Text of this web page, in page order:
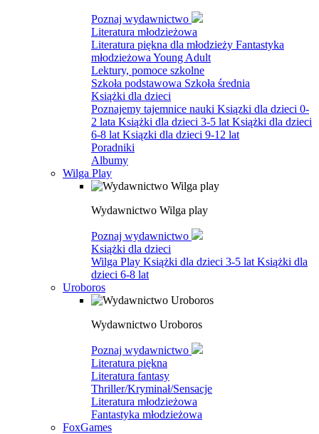
Poznaj wydawnictwo
Literatura młodzieżowa
Literatura piękna dla młodzieży Fantastyka
młodzieżowa Young Adult
Lektury, pomoce szkolne
Szkoła podstawowa Szkoła średnia
Książki dla dzieci
Poznajemy tajemnice nauki Ksiązki dla dzieci 0-
2 lata Książki dla dzieci 3-5 lat Książki dla dzieci
6-8 lat Ksiązki dla dzieci 9-12 lat
Poradniki
Albumy
Wilga Play
Wydawnictwo Wilga play
Poznaj wydawnictwo
Książki dla dzieci
Wilga Play Książki dla dzieci 3-5 lat Książki dla
dzieci 6-8 lat
Uroboros
Wydawnictwo Uroboros
Poznaj wydawnictwo
Literatura piękna
Literatura fantasy
Thriller/Kryminał/Sensacje
Literatura młodzieżowa
Fantastyka młodzieżowa
FoxGames